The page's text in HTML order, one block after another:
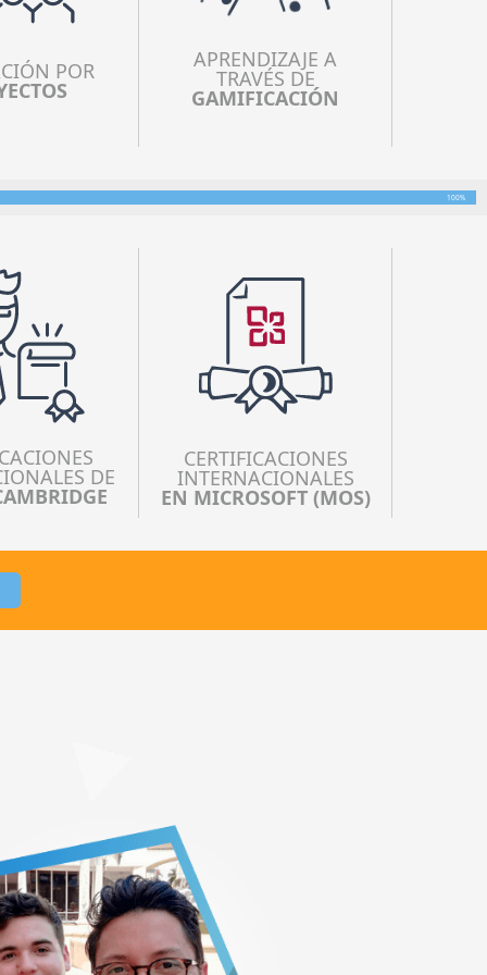
POR APRENDIZAJE A
TRAVÉS DE
GAMIFICACIÓN
100%
DE
CERTIFICACIONES
INTERNACIONALES
EN MICROSOFT (MOS)